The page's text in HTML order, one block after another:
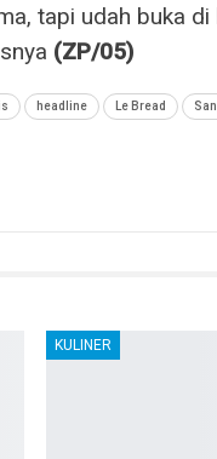
tapi udah buka
(ZP/05)
headline Le Bread
KULINER